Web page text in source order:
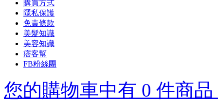
購買方式
隱私保護
免責條款
美髮知識
美容知識
痞客幫
FB粉絲團
您的購物車中有 0 件商